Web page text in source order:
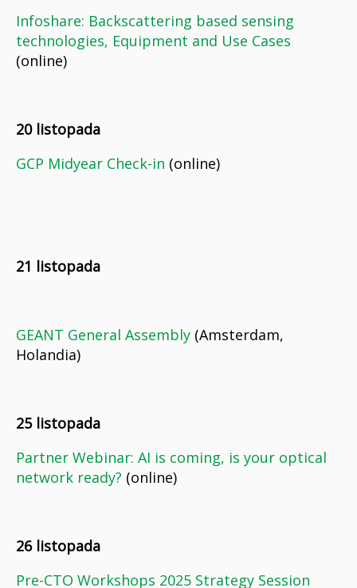
Infoshare: Backscattering based sensing
technologies, Equipment and Use Cases
(online)
20 listopada
GCP Midyear Check-in (online)
21 listopada
GEANT General Assembly (Amsterdam,
Holandia)
25 listopada
Partner Webinar: AI is coming, is your optical
network ready? (online)
26 listopada
Pre-CTO Workshops 2025 Strategy Session